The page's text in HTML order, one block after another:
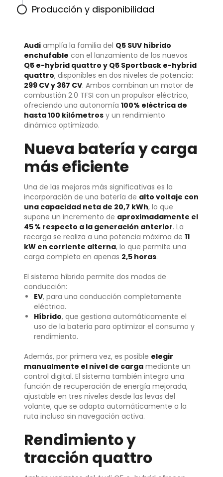
Producción y disponibilidad
Audi amplía la familia del Q5 SUV híbrido
enchufable con el lanzamiento de los nuevos
Q5 e-hybrid quattro y Q5 Sportback e-hybrid
quattro, disponibles en dos niveles de potencia:
299 CV y 367 CV. Ambos combinan un motor de
combustión 2.0 TFSI con un propulsor eléctrico,
ofreciendo una autonomía 100% eléctrica de
hasta 100 kilómetros y un rendimiento
dinámico optimizado.
Nueva batería y carga
más eficiente
Una de las mejoras más significativas es la
incorporación de una batería de alto voltaje con
una capacidad neta de 20,7 kWh, lo que
supone un incremento de aproximadamente el
45 % respecto a la generación anterior. La
recarga se realiza a una potencia máxima de 11
kW en corriente alterna, lo que permite una
carga completa en apenas 2,5 horas.
El sistema híbrido permite dos modos de
conducción:
EV, para una conducción completamente
eléctrica.
Híbrido, que gestiona automáticamente el
uso de la batería para optimizar el consumo y
rendimiento.
Además, por primera vez, es posible elegir
manualmente el nivel de carga mediante un
control digital. El sistema también integra una
función de recuperación de energía mejorada,
ajustable en tres niveles desde las levas del
volante, que se adapta automáticamente a la
ruta incluso sin navegación activa.
Rendimiento y
tracción quattro